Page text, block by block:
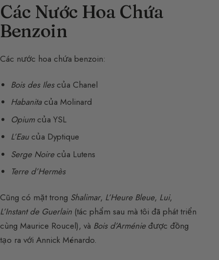
Các Nước Hoa Chứa
Benzoin
Các nước hoa chứa benzoin:
Bois des Ilescủa Chanel
Habanitacủa Molinard
Opiumcủa YSL
L’Eaucủa Dyptique
Serge Noirecủa Lutens
Terre d’Hermès
Cũng có mặt trong Shalimar, L’Heure Bleue, Lui,
L’Instant de Guerlain (tác phẩm sau mà tôi đã phát triển
cùng Maurice Roucel), và Bois d’Arménieđược đồng
tạo ra với Annick Ménardo.